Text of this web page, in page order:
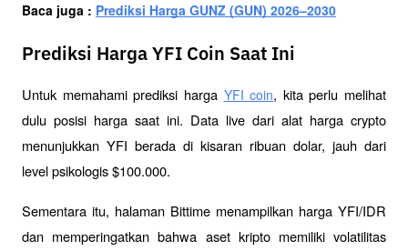
Baca juga : Prediksi Harga GUNZ (GUN) 2026–2030
Prediksi Harga YFI Coin Saat Ini
Untuk memahami prediksi harga YFI coin, kita perlu melihat
dulu posisi harga saat ini. Data live dari alat harga crypto
menunjukkan YFI berada di kisaran ribuan dolar, jauh dari
level psikologis $100.000.
Sementara itu, halaman Bittime menampilkan harga YFI/IDR
dan memperingatkan bahwa aset kripto memiliki volatilitas